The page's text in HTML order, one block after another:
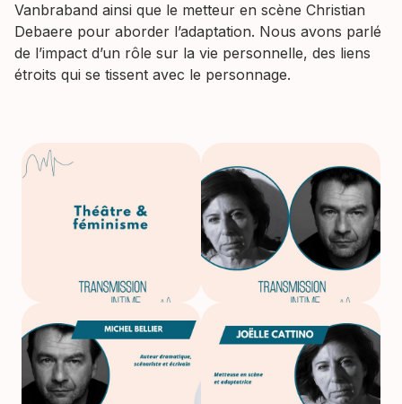
Vanbraband ainsi que le metteur en scène Christian
Debaere pour aborder l’adaptation. Nous avons parlé
de l’impact d’un rôle sur la vie personnelle, des liens
étroits qui se tissent avec le personnage.